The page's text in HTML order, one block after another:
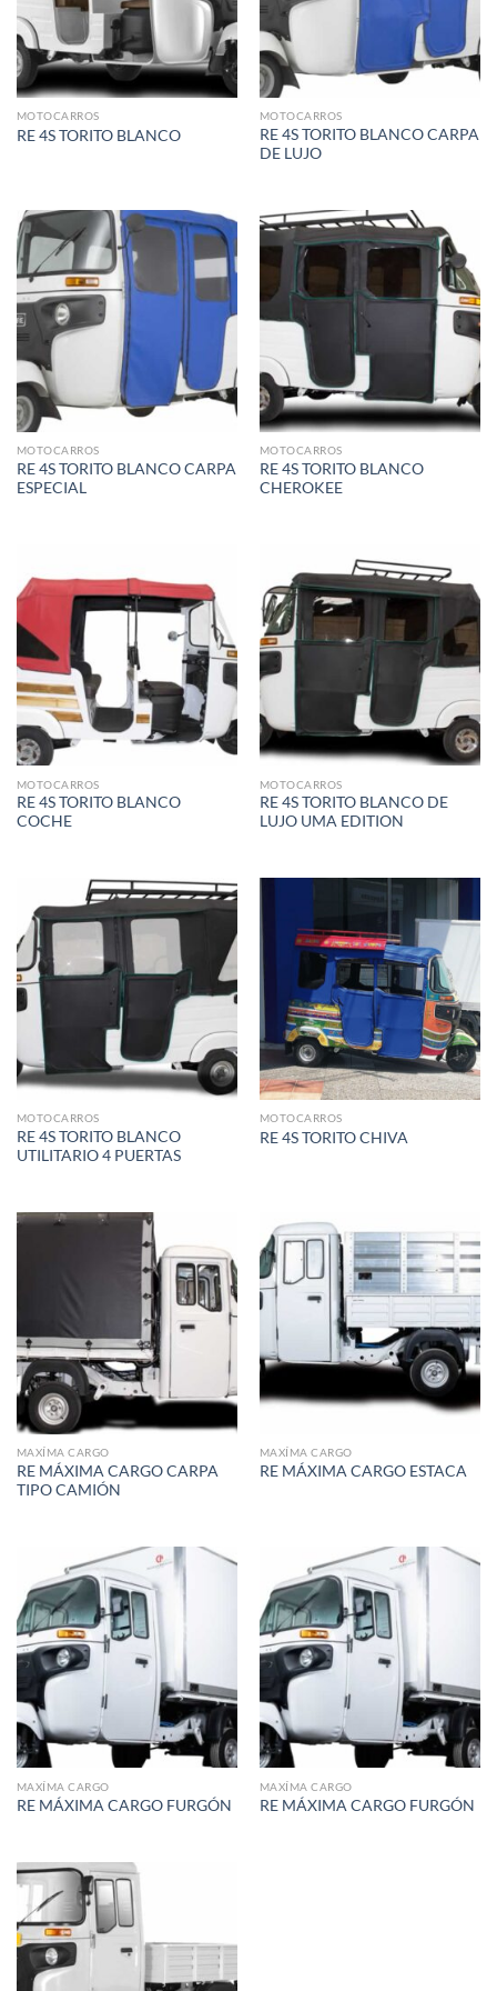
MOTOCARROS
RE 4S TORITO BLANCO
MOTOCARROS
RE 4S TORITO BLANCO CARPA
DE LUJO
MOTOCARROS
RE 4S TORITO BLANCO CARPA
ESPECIAL
MOTOCARROS
RE 4S TORITO BLANCO
CHEROKEE
MOTOCARROS
RE 4S TORITO BLANCO
COCHE
MOTOCARROS
RE 4S TORITO BLANCO DE
LUJO UMA EDITION
MOTOCARROS
RE 4S TORITO BLANCO
UTILITARIO 4 PUERTAS
MOTOCARROS
RE 4S TORITO CHIVA
MAXÍMA CARGO
RE MÁXIMA CARGO CARPA
TIPO CAMIÓN
MAXÍMA CARGO
RE MÁXIMA CARGO ESTACA
MAXÍMA CARGO
RE MÁXIMA CARGO FURGÓN
MAXÍMA CARGO
RE MÁXIMA CARGO FURGÓN